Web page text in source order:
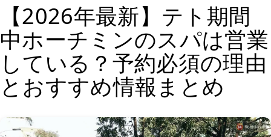
【2026年最新】テト期間
中ホーチミンのスパは営業
している？予約必須の理由
とおすすめ情報まとめ